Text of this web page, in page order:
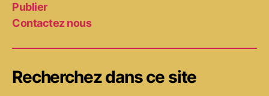
Publier
Contactez nous
Recherchez dans ce site